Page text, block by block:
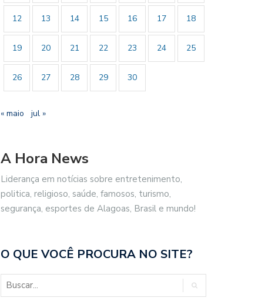
12 13 14 15 16 17 18
19 20 21 22 23 24 25
26 27 28 29 30
« maio jul »
A Hora News
Liderança em notícias sobre entretenimento,
politica, religioso, saúde, famosos, turismo,
segurança, esportes de Alagoas, Brasil e mundo!
O QUE VOCÊ PROCURA NO SITE?